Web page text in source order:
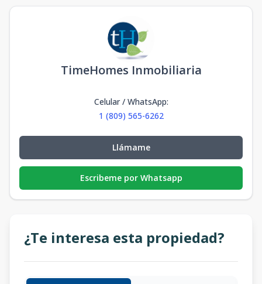
TimeHomes Inmobiliaria
Celular / WhatsApp:
1 (809) 565-6262
Llámame
Escribeme por Whatsapp
¿Te interesa esta propiedad?